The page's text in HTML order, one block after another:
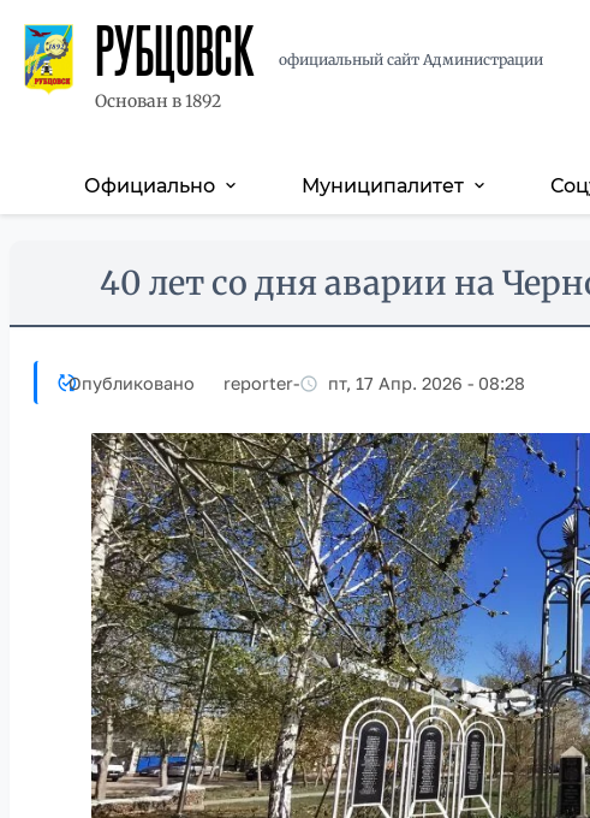
РУБЦОВСК
Основан в 1892
официальный сайт Администрации
Основная
Официально expand_more Муниципалитет expand_more
40 лет со дня аварии на
Опубликовано reporter- пт, 17 Апр. 2026 - 08:28